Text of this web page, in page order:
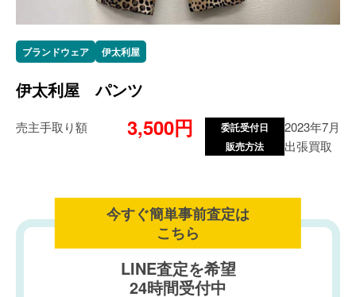
ブランドウェア 伊太利屋
伊太利屋 パンツ
売主手取り額 3,500円 委託受付日 2023年7月
販売方法 出張買取
今すぐ簡単事前査定は
こちら
LINE査定を希望
24時間受付中